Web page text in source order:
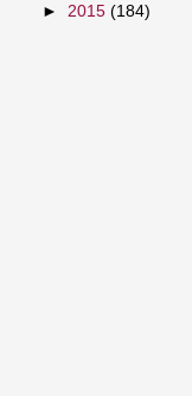
► 2015 (184)